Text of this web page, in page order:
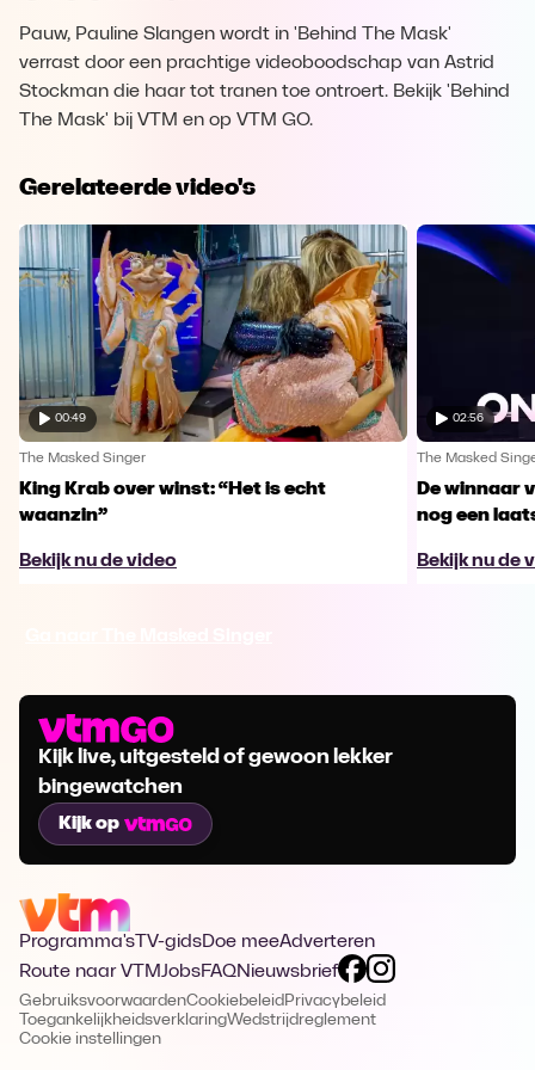
Pauw, Pauline Slangen wordt in 'Behind The Mask'
verrast door een prachtige videoboodschap van Astrid
Stockman die haar tot tranen toe ontroert. Bekijk 'Behind
The Mask' bij VTM en op VTM GO.
Gerelateerde video's
00:49
The Masked Singer
King Krab over winst: “Het is echt
waanzin”
Bekijk nu de video
02:56
The Masked
De winnaar
nog een
Bekijk nu de
Kijk live, uitgesteld of gewoon lekker
bingewatchen
Kijk op
Programma's TV-gidsDoe meeAdverteren
Route naar VTMJobsFAQNieuwsbrief
GebruiksvoorwaardenCookiebeleid Privacybeleid
ToegankelijkheidsverklaringWedstrijdreglement
Cookie instellingen